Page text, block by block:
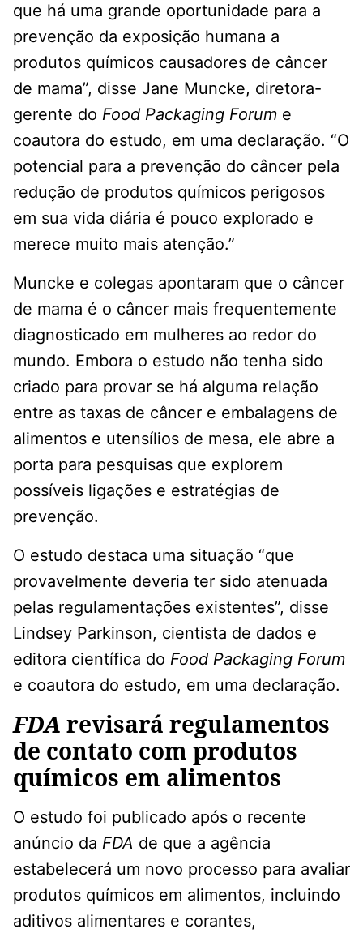
que há uma grande oportunidade para a
prevenção da exposição humana a
produtos químicos causadores de câncer
de mama”, disse Jane Muncke, diretora-
gerente do Food Packaging Forum e
coautora do estudo, em uma declaração. “O
potencial para a prevenção do câncer pela
redução de produtos químicos perigosos
em sua vida diária é pouco explorado e
merece muito mais atenção.”
Muncke e colegas apontaram que o câncer
de mama é o câncer mais frequentemente
diagnosticado em mulheres ao redor do
mundo. Embora o estudo não tenha sido
criado para provar se há alguma relação
entre as taxas de câncer e embalagens de
alimentos e utensílios de mesa, ele abre a
porta para pesquisas que explorem
possíveis ligações e estratégias de
prevenção.
O estudo destaca uma situação “que
provavelmente deveria ter sido atenuada
pelas regulamentações existentes”, disse
Lindsey Parkinson, cientista de dados e
editora científica do Food Packaging Forum
e coautora do estudo, em uma declaração.
FDA revisará regulamentos
de contato com produtos
químicos em alimentos
O estudo foi publicado após o recente
anúncio da FDA de que a agência
estabelecerá um novo processo para avaliar
produtos químicos em alimentos, incluindo
aditivos alimentares e corantes,